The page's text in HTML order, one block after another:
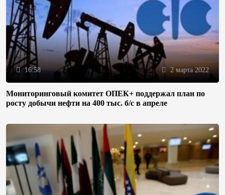
16:58 2 марта 2022
Мониторинговый комитет ОПЕК+ поддержал план по
росту добычи нефти на 400 тыс. б/с в апреле